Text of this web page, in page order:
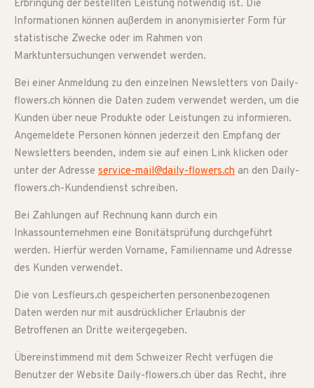
Erbringung der bestellten Leistung notwendig ist. Die
Informationen können außerdem in anonymisierter Form für
statistische Zwecke oder im Rahmen von
Marktuntersuchungen verwendet werden.
Bei einer Anmeldung zu den einzelnen Newsletters von Daily-
flowers.ch können die Daten zudem verwendet werden, um die
Kunden über neue Produkte oder Leistungen zu informieren.
Angemeldete Personen können jederzeit den Empfang der
Newsletters beenden, indem sie auf einen Link klicken oder
unter der Adresse service-mail@daily-flowers.ch an den Daily-
flowers.ch-Kundendienst schreiben.
Bei Zahlungen auf Rechnung kann durch ein
Inkassounternehmen eine Bonitätsprüfung durchgeführt
werden. Hierfür werden Vorname, Familienname und Adresse
des Kunden verwendet.
Die von Lesfleurs.ch gespeicherten personenbezogenen
Daten werden nur mit ausdrücklicher Erlaubnis der
Betroffenen an Dritte weitergegeben.
Übereinstimmend mit dem Schweizer Recht verfügen die
Benutzer der Website Daily-flowers.ch über das Recht, ihre